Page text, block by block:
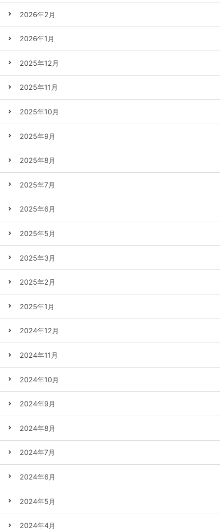
2026年2月
2026年1月
2025年12月
2025年11月
2025年10月
2025年9月
2025年8月
2025年7月
2025年6月
2025年5月
2025年3月
2025年2月
2025年1月
2024年12月
2024年11月
2024年10月
2024年9月
2024年8月
2024年7月
2024年6月
2024年5月
2024年4月